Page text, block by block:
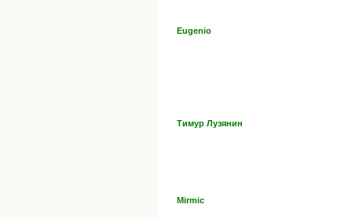
Eugenio
Тимур Лузянин
Mirmic